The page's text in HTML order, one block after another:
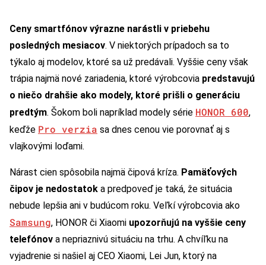
Ceny smartfónov výrazne narástli v priebehu
posledných mesiacov. V niektorých prípadoch sa to
týkalo aj modelov, ktoré sa už predávali. Vyššie ceny však
trápia najmä nové zariadenia, ktoré výrobcovia predstavujú
o niečo drahšie ako modely, ktoré prišli o generáciu
predtým. Šokom boli napríklad modely série HONOR 600,
keďže Pro verzia sa dnes cenou vie porovnať aj s
vlajkovými loďami.
Nárast cien spôsobila najmä čipová kríza. Pamäťových
čipov je nedostatok a predpoveď je taká, že situácia
nebude lepšia ani v budúcom roku. Veľkí výrobcovia ako
Samsung, HONOR či Xiaomi upozorňujú na vyššie ceny
telefónov a nepriaznivú situáciu na trhu. A chvíľku na
vyjadrenie si našiel aj CEO Xiaomi, Lei Jun, ktorý na